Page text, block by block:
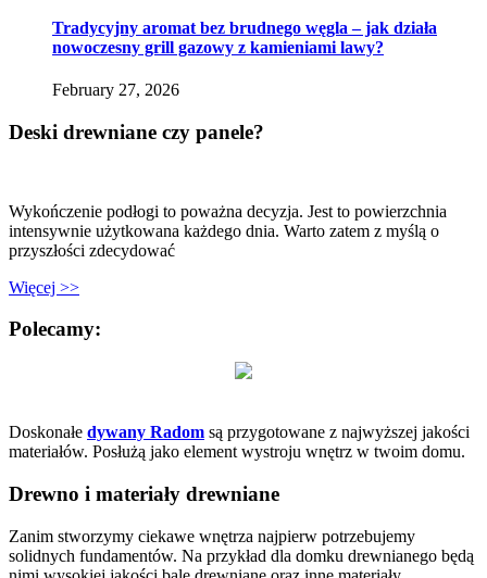
Tradycyjny aromat bez brudnego węgla – jak działa
nowoczesny grill gazowy z kamieniami lawy?
February 27, 2026
Deski drewniane czy panele?
Wykończenie podłogi to poważna decyzja. Jest to powierzchnia
intensywnie użytkowana każdego dnia. Warto zatem z myślą o
przyszłości zdecydować
Więcej >>
Polecamy:
Doskonałe dywany Radom są przygotowane z najwyższej jakości
materiałów. Posłużą jako element wystroju wnętrz w twoim domu.
Drewno i materiały drewniane
Zanim stworzymy ciekawe wnętrza najpierw potrzebujemy
solidnych fundamentów. Na przykład dla domku drewnianego będą